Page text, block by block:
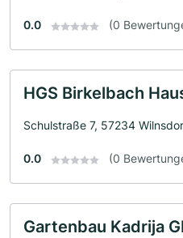
0.0 (0
HGS Birkelbach
Schulstraße 7, 57234
0.0 (0
Gartenbau Kadrija